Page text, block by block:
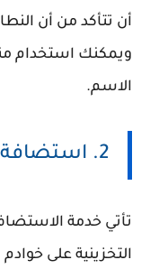
أن تتأكد من أن
ويمكنك استخدام
الاسم.
2. استضافة الموقع (Web Hosting)
تأتي خدمة
التخزينية على